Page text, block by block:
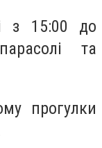
з 15:00 до
та
прогулки